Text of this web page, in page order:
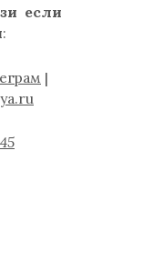
если
:
|